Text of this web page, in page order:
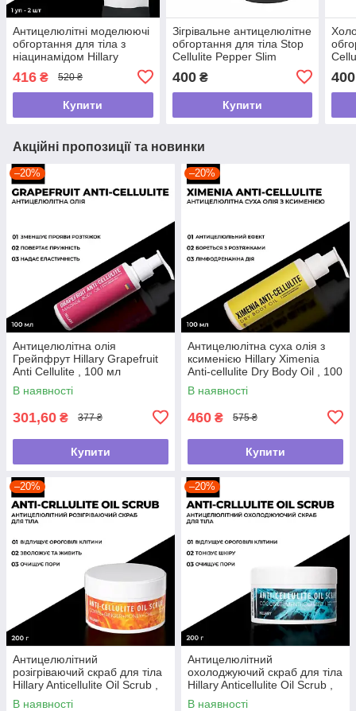
Антицелюлітні моделюючі
обгортання для тіла з
ніацинамідом Hillary
416 ₴ 520 ₴
Купити
Зігрівальне антицелюлітне
обгортання для тіла Stop
Cellulite Pepper Slim
400₴
Купити
400
Акційні пропозиції та новинки
–20%
Антицелюлітна олія
Грейпфрут Hillary Grapefruit
Anti Cellulite , 100 мл
В наявності
301,60 ₴ 377 ₴
Купити
–20%
Антицелюлітна суха олія з
ксименією Hillary Хimenia
Anti-cellulite Dry Body Oil , 100
мл
В наявності
460 ₴ 575 ₴
Купити
–20%
Антицелюлітний
розігріваючий скраб для тіла
Hillary Anticellulite Oil Scrub ,
200 г
В наявності
–20%
Антицелюлітний
охолоджуючий скраб для тіла
Hillary Anticellulite Oil Scrub ,
200 г
В наявності